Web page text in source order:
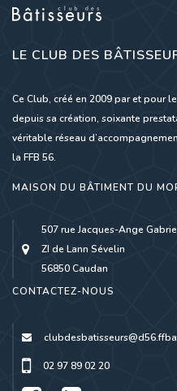
LE CLUB DES
Ce Club, créé en 2009 par et pour
depuis sa création, soixante
véritable réseau
la FFB 56.
MAISON DU BÂTIMENT DU
507 rue Jacques-Ange
ZI de Lann Sévelin
56850 Caudan
CONTACTEZ-NOUS
02 97 89 02 20